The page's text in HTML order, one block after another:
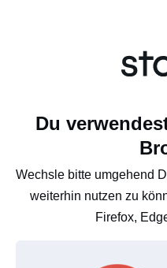
Du
Wechsle bitte umgehend
weiterhin nutzen zu
Firefox,